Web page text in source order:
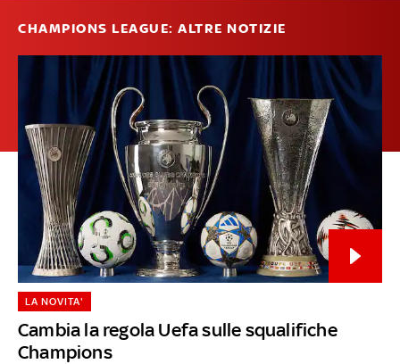
CHAMPIONS LEAGUE: ALTRE NOTIZIE
Cambia la regola Uefa sulle squalifiche
Champions
LA NOVITA'